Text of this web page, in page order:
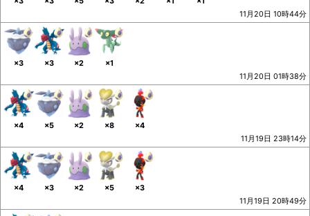
11月20日 10時44分
×3 ×3 ×2
×1
11月20日 01時38分
×4 ×5 ×2 ×8
×4
11月19日 23時14分
×4 ×3 ×2 ×5
×3
11月19日 20時49分